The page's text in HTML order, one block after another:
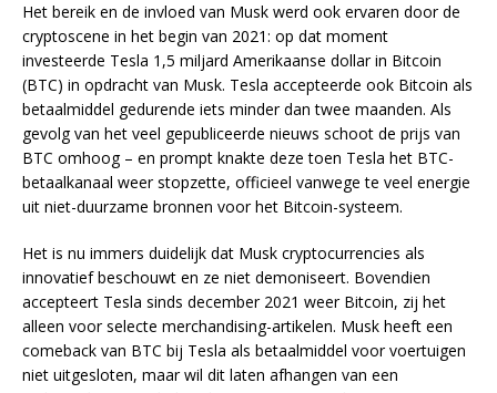
Het bereik en de invloed van Musk werd ook ervaren door de
cryptoscene in het begin van 2021: op dat moment
investeerde Tesla 1,5 miljard Amerikaanse dollar in Bitcoin
(BTC) in opdracht van Musk. Tesla accepteerde ook Bitcoin als
betaalmiddel gedurende iets minder dan twee maanden. Als
gevolg van het veel gepubliceerde nieuws schoot de prijs van
BTC omhoog – en prompt knakte deze toen Tesla het BTC-
betaalkanaal weer stopzette, officieel vanwege te veel energie
uit niet-duurzame bronnen voor het Bitcoin-systeem.
Het is nu immers duidelijk dat Musk cryptocurrencies als
innovatief beschouwt en ze niet demoniseert. Bovendien
accepteert Tesla sinds december 2021 weer Bitcoin, zij het
alleen voor selecte merchandising-artikelen. Musk heeft een
comeback van BTC bij Tesla als betaalmiddel voor voertuigen
niet uitgesloten, maar wil dit laten afhangen van een